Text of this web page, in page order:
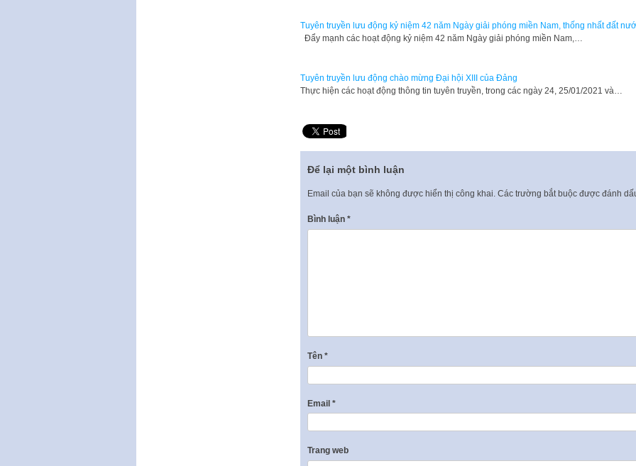
Tuyên truyền lưu động kỷ niệm 42 năm Ngày giải phóng miền Nam, thống nhất đất
Đẩy mạnh các hoạt động kỷ niệm 42 năm Ngày giải phóng miền Nam,…
Tuyên truyền lưu động chào mừng Đại hội XIII của Đảng
Thực hiện các hoạt động thông tin tuyên truyền, trong các ngày 24, 25/01/2021 và…
Để lại một bình luận
Email của bạn sẽ không được hiển thị công khai. Các trường bắt buộc được đánh
Bình luận *
Tên *
Email *
Trang web